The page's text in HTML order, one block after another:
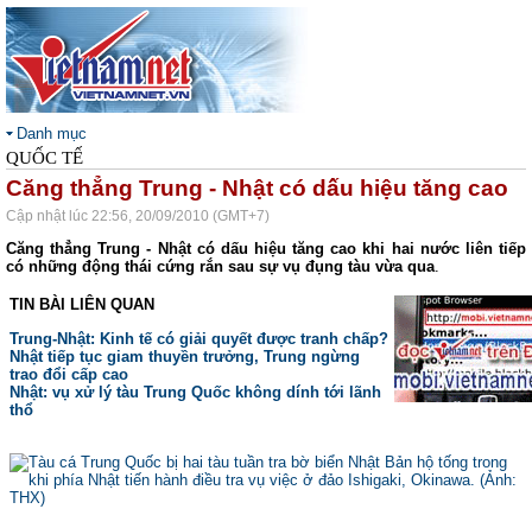
Danh mục
QUỐC TẾ
Căng thẳng Trung - Nhật có dấu hiệu tăng cao
Cập nhật lúc 22:56, 20/09/2010 (GMT+7)
Căng thẳng Trung - Nhật có dấu hiệu tăng cao khi hai nước liên tiếp
có những động thái cứng rắn sau sự vụ đụng tàu vừa qua.
TIN BÀI LIÊN QUAN
Trung-Nhật: Kinh tế có giải quyết được tranh chấp?
Nhật tiếp tục giam thuyền trưởng, Trung ngừng
trao đổi cấp cao
Nhật: vụ xử lý tàu Trung Quốc không dính tới lãnh
thổ